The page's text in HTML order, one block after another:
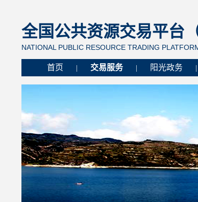
全国公共资源交易平台
NATIONAL PUBLIC RESOURCE TRADING
首页 交易服务 阳光政务